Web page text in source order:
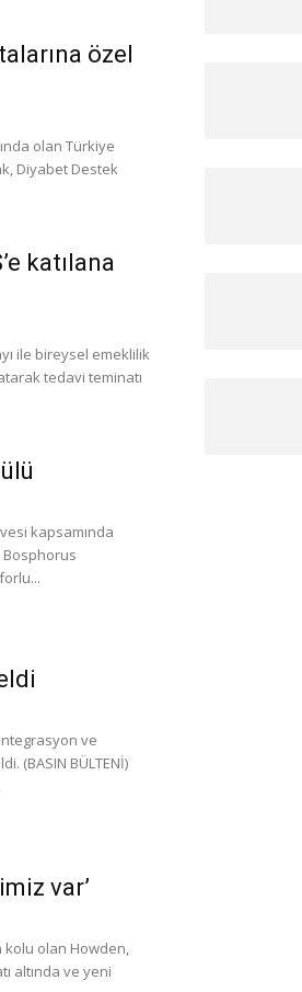
özel
olan Türkiye
Diyabet Destek
katılana
ile bireysel emeklilik
tedavi teminatı
kapsamında
Bosphorus
ve
(BASIN BÜLTENİ)
var’
kolu olan Howden,
altında ve yeni